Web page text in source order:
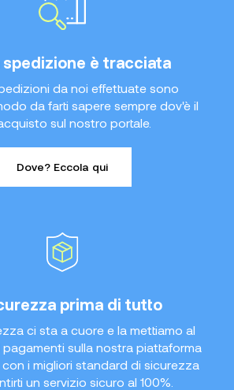
spedizione è tracciata
da noi effettuate sono
da farti sapere sempre dov'è il
sul nostro portale.
Dove? Eccola qui
prima di tutto
ci sta a cuore e la mettiamo al
pagamenti sulla nostra piattaforma
i migliori standard di sicurezza
un servizio sicuro al 100%.